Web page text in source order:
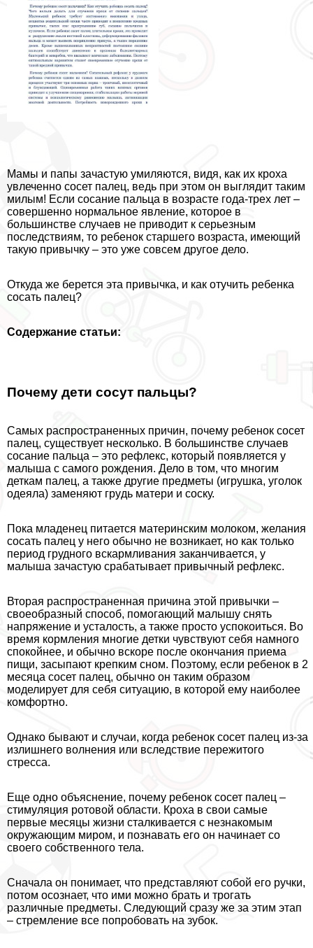
Мамы и папы зачастую умиляются, видя, как их кроха
увлеченно сосет палец, ведь при этом он выглядит таким
милым! Если сосание пальца в возрасте года-трех лет –
совершенно нормальное явление, которое в
большинстве случаев не приводит к серьезным
последствиям, то ребенок старшего возраста, имеющий
такую привычку – это уже совсем другое дело.
Откуда же берется эта привычка, и как отучить ребенка
сосать палец?
Содержание статьи:
Почему дети сосут пальцы?
Самых распространенных причин, почему ребенок сосет
палец, существует несколько. В большинстве случаев
сосание пальца – это рефлекс, который появляется у
малыша с самого рождения. Дело в том, что многим
деткам палец, а также другие предметы (игрушка, уголок
одеяла) заменяют гpyдь матери и соску.
Пока младенец питается материнским молоком, желания
сосать палец у него обычно не возникает, но как только
период грудного вскармливания заканчивается, у
малыша зачастую сpaбатывает привычный рефлекс.
Вторая распространенная причина этой привычки –
своеобразный способ, помогающий малышу снять
напряжение и усталость, а также просто успокоиться. Во
время кормления многие детки чувствуют себя намного
спокойнее, и обычно вскоре после окончания приема
пищи, засыпают крепким сном. Поэтому, если ребенок в 2
месяца сосет палец, обычно он таким образом
моделирует для себя ситуацию, в которой ему наиболее
комфортно.
Однако бывают и случаи, когда ребенок сосет палец из-за
излишнего волнения или вследствие пережитого
стресса.
Еще одно объяснение, почему ребенок сосет палец –
стимуляция ротовой области. Кроха в свои самые
первые месяцы жизни сталкивается с незнакомым
окружающим миром, и познавать его он начинает со
своего собственного тела.
Сначала он понимает, что представляют собой его ручки,
потом осознает, что ими можно брать и трогать
различные предметы. Следующий сразу же за этим этап
– стремление все попробовать на зубок.